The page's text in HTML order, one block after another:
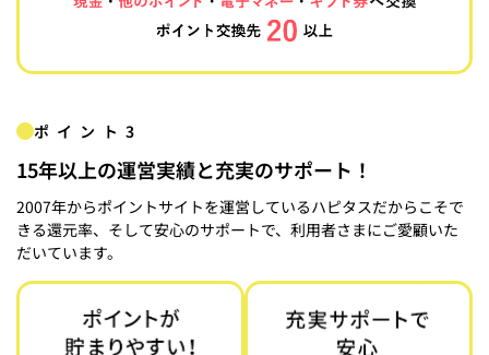
ポイント3
15年以上の運営実績と充実のサポート！
2007年からポイントサイトを運営しているハピタスだからこそで
きる還元率、そして安心のサポートで、利用者さまにご愛顧いた
だいています。